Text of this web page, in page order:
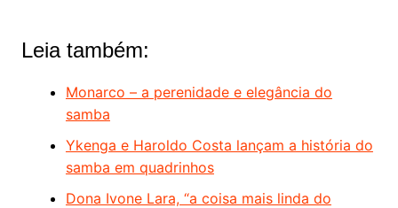
Leia também:
Monarco – a perenidade e elegância do
samba
Ykenga e Haroldo Costa lançam a história do
samba em quadrinhos
Dona Ivone Lara, “a coisa mais linda do